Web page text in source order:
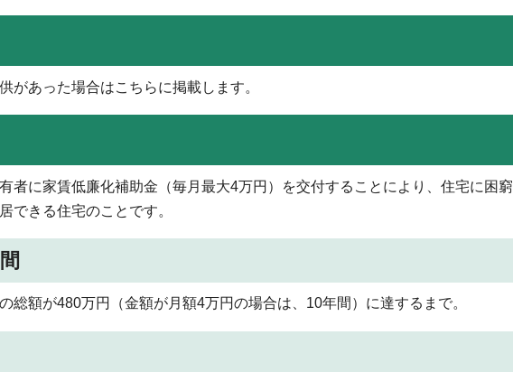
があった場合はこちらに掲載します。
者に家賃低廉化補助金（毎月最大4万円）を交付することにより、住宅に困窮
できる住宅のことです。
総額が480万円（金額が月額4万円の場合は、10年間）に達するまで。